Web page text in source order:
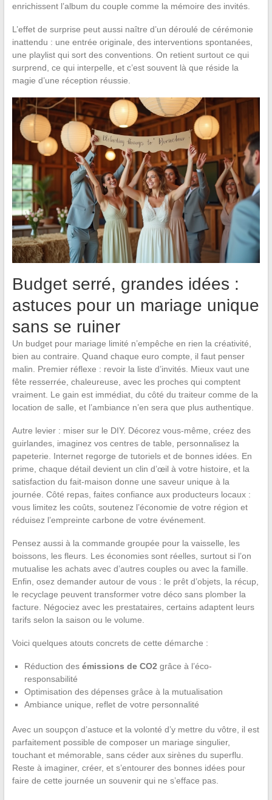
enrichissent l’album du couple comme la mémoire des invités.
L’effet de surprise peut aussi naître d’un déroulé de cérémonie
inattendu : une entrée originale, des interventions spontanées,
une playlist qui sort des conventions. On retient surtout ce qui
surprend, ce qui interpelle, et c’est souvent là que réside la
magie d’une réception réussie.
Budget serré, grandes idées :
astuces pour un mariage unique
sans se ruiner
Un budget pour mariage limité n’empêche en rien la créativité,
bien au contraire. Quand chaque euro compte, il faut penser
malin. Premier réflexe : revoir la liste d’invités. Mieux vaut une
fête resserrée, chaleureuse, avec les proches qui comptent
vraiment. Le gain est immédiat, du côté du traiteur comme de la
location de salle, et l’ambiance n’en sera que plus authentique.
Autre levier : miser sur le DIY. Décorez vous-même, créez des
guirlandes, imaginez vos centres de table, personnalisez la
papeterie. Internet regorge de tutoriels et de bonnes idées. En
prime, chaque détail devient un clin d’œil à votre histoire, et la
satisfaction du fait-maison donne une saveur unique à la
journée. Côté repas, faites confiance aux producteurs locaux :
vous limitez les coûts, soutenez l’économie de votre région et
réduisez l’empreinte carbone de votre événement.
Pensez aussi à la commande groupée pour la vaisselle, les
boissons, les fleurs. Les économies sont réelles, surtout si l’on
mutualise les achats avec d’autres couples ou avec la famille.
Enfin, osez demander autour de vous : le prêt d’objets, la récup,
le recyclage peuvent transformer votre déco sans plomber la
facture. Négociez avec les prestataires, certains adaptent leurs
tarifs selon la saison ou le volume.
Voici quelques atouts concrets de cette démarche :
Réduction des émissions de CO2 grâce à l’éco-
responsabilité
Optimisation des dépenses grâce à la mutualisation
Ambiance unique, reflet de votre personnalité
Avec un soupçon d’astuce et la volonté d’y mettre du vôtre, il est
parfaitement possible de composer un mariage singulier,
touchant et mémorable, sans céder aux sirènes du superflu.
Reste à imaginer, créer, et s’entourer des bonnes idées pour
faire de cette journée un souvenir qui ne s’efface pas.